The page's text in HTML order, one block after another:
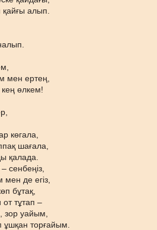
алып.
мен ертең,
өлкем!
көгала,
шағала,
қалада.
сенбеңіз,
де егіз,
бұтақ,
тұтап –
зор уайым,
ұшқан торғайым.